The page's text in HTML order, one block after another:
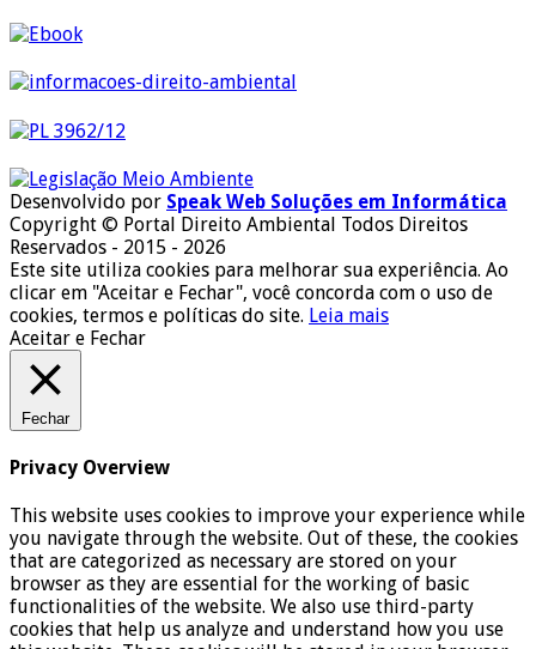
Desenvolvido por Speak Web Soluções em Informática
Copyright © Portal Direito Ambiental Todos Direitos
Reservados - 2015 - 2026
Este site utiliza cookies para melhorar sua experiência. Ao
clicar em "Aceitar e Fechar", você concorda com o uso de
cookies, termos e políticas do site. Leia mais
Aceitar e Fechar
Fechar
Privacy Overview
This website uses cookies to improve your experience while
you navigate through the website. Out of these, the cookies
that are categorized as necessary are stored on your
browser as they are essential for the working of basic
functionalities of the website. We also use third-party
cookies that help us analyze and understand how you use